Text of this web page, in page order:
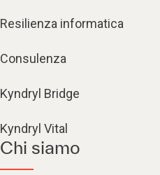
Resilienza informatica
Consulenza
Kyndryl Bridge
Kyndryl Vital
Chi siamo